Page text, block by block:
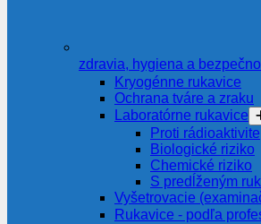
zdravia, hygiena a
Kryogénne rukavice
Ochrana tváre a zraku
Laboratórne rukavice
Proti rádioaktivite
Biologické riziko
Chemické riziko
S predĺženým
Vyšetrovacie
Rukavice - podľa